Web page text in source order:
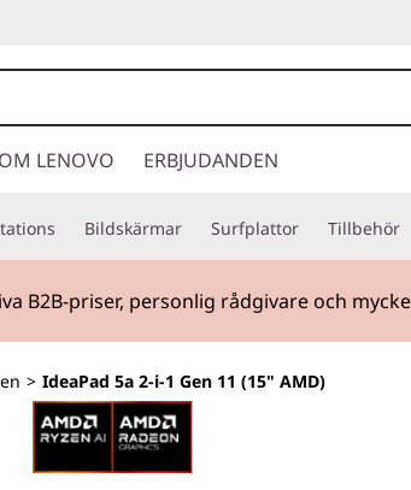
OM LENOVO ERBJUDANDEN
Bildskärmar Surfplattor Tillbehör
B2B-priser, personlig rådgivare och
> IdeaPad 5a 2-i-1 Gen 11 (15" AMD)